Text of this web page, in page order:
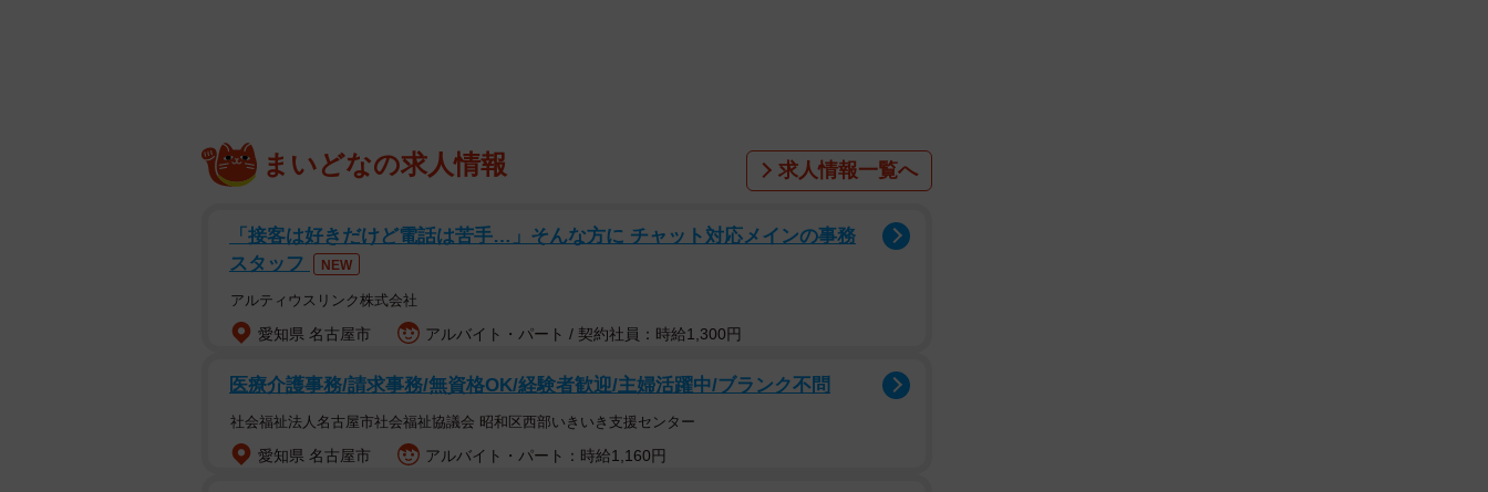
まいどなの求人情報 求人情報一覧へ
「接客は好きだけど電話は苦手…」そんな方に チャット対応メインの事務
スタッフ
NEW
アルティウスリンク株式会社
愛知県 名古屋市 アルバイト・パート / 契約社員：時給1,300円
医療介護事務/請求事務/無資格OK/経験者歓迎/主婦活躍中/ブランク不問
社会福祉法人名古屋市社会福祉協議会 昭和区西部いきいき支援センター
愛知県 名古屋市 アルバイト・パート：時給1,160円